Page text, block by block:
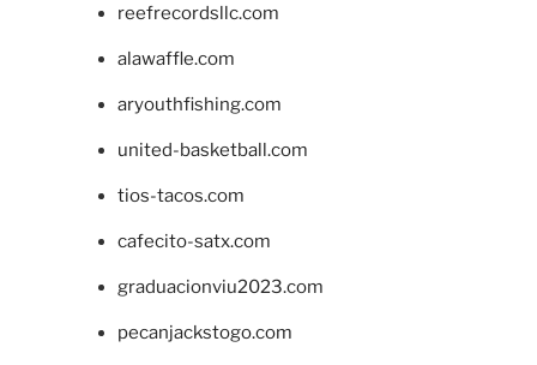
reefrecordsllc.com
alawaffle.com
aryouthfishing.com
united-basketball.com
tios-tacos.com
cafecito-satx.com
graduacionviu2023.com
pecanjackstogo.com